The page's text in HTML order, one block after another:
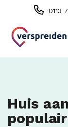
0113
Huis
populair